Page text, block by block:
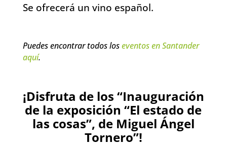
Se ofrecerá un vino español.
Puedes encontrar todos loseventos en Santander
aquí.
¡Disfruta de los “Inauguración
de la exposición “El estado de
las cosas”, de Miguel Ángel
Tornero”!